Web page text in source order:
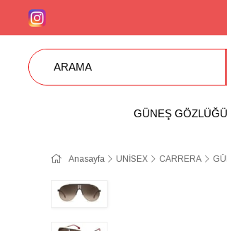
GÜNEŞ GÖZLÜĞÜ
Anasayfa UNİSEX CARRERA